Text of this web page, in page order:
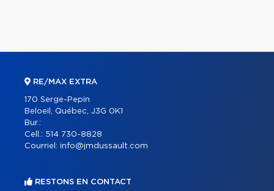
RE/MAX EXTRA
170 Serge-Pepin
Beloeil, Québec, J3G 0K1
Bur.:
Cell.: 514 730-8828
Courriel: info@jmdussault.com
RESTONS EN CONTACT